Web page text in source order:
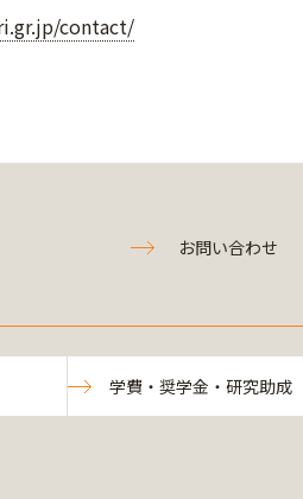
contact/
お問い合わせ
学費・奨学金・研究助成